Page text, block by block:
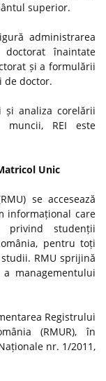
superior.
administrarea
înaintate
și a formulării
de doctor.
și analiza corelării
muncii, REI este
Unic
se accesează
informațional care
privind studenții
pentru toți
RMU sprijină
managementului
Registrului
(RMUR), în
nr. 1/2011,